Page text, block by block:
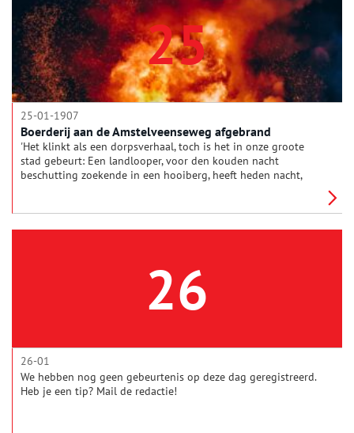
25
25-01-1907
Boerderij aan de Amstelveenseweg afgebrand
'Het klinkt als een dorpsverhaal, toch is het in onze groote
stad gebeurt: Een landlooper, voor den kouden nacht
beschutting zoekende in een hooiberg, heeft heden nacht,
opgegaan. Deze boerderij, toebehoorende aan Frans Pol, staat
nog net binnen de grens van onze stad, aan den
26
26-01
We hebben nog geen gebeurtenis op deze dag geregistreerd.
Heb je een tip? Mail de redactie!